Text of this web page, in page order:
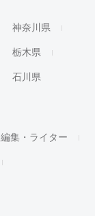
神奈川県
栃木県
石川県
編集・ライター